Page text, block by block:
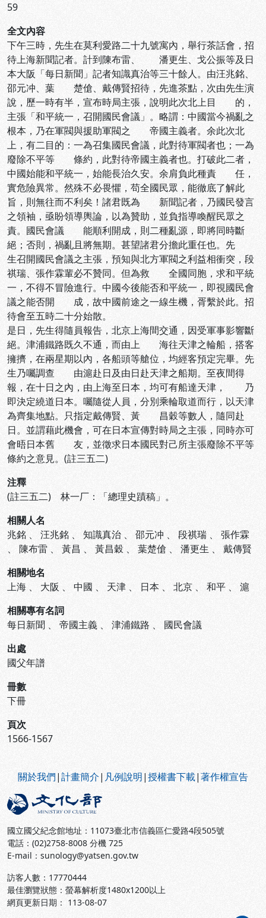
59
全文內容
下午三時，先生在莫利愛路二十九號寓內，舉行茶話會，招
待上海新聞記者。計到陳布雷、 潘更生、戈公振等及日
本大阪「每日新聞」記者知識真治等三十餘人。由汪兆銘、
邵元冲、葉 楚傖、戴傳賢招待，先進茶點，次由先生演
說，歷一時有半，宣布時局主張，說明此次北上目 的，
主張「和平統一，召開國民會議」。略謂：中國當今禍亂之
根本，乃在軍閥與援助軍閥之 帝國主義者。余此次北
上，有二目的：一為召集國民會議，此對待軍閥者也；一為
廢除不平等 條約，此對待帝國主義者也。打破此二者，
中國始能和平統一，始能長治久安。余肩負此種責 任，
實危險異常。然殊不必畏懼，苟全國民眾，能徹底了解此
旨，則無往而不利矣！諸君既為 新聞記者，乃國民發言
之領袖，亟盼領導輿論，以為贊助，並負指導喚醒民眾之
責。國民會議 能順利開成，則二種亂源，即將同時斷
絕；否則，禍亂且將無期。甚望諸君分擔此重任也。先
生召開國民會議之主張，預知與北方軍閥之利益相衝突，段
祺瑞、張作霖輩必不贊同。但為救 全國同胞，求和平統
一，不得不冒險進行。中國今後能否和平統一，即視國民會
議之能否開 成，故中國前途之一線生機，胥繫於此。招
待會至五時二十分始散。
是日，先生得隨員報告，北京上海間交通，因受軍事影響斷
絕。津浦鐵路既久不通，而由上 海往天津之輪船，搭客
擁擠，在兩星期以內，各船頭等艙位，均經客預定完畢。先
生乃囑調查 由滬赴日及由日赴天津之船期。至夜間得
報，在十日之內，由上海至日本，均可有船達天津， 乃
即決定繞道日本。囑隨從人員，分別乘輪取道而行，以天津
為齊集地點。只指定戴傳賢、黃 昌穀等數人，隨同赴
日。並謂藉此機會，可在日本宣傳對時局之主張，同時亦可
會晤日本舊 友，並徵求日本國民對己所主張廢除不平等
條約之意見。(註三五二)
注釋
(註三五二) 林一厂：「總理史蹟稿」。
相關人名
兆銘 、 汪兆銘 、 知識真治 、 邵元冲 、 段祺瑞 、 張作霖
、 陳布雷 、 黃昌 、 黃昌穀 、 葉楚傖 、 潘更生 、 戴傳賢
相關地名
上海 、 大阪 、 中國 、 天津 、 日本 、 北京 、 和平 、 滬
相關專有名詞
每日新聞 、 帝國主義 、 津浦鐵路 、 國民會議
出處
國父年譜
冊數
下冊
頁次
1566-1567
關於我們|計畫簡介| 凡例說明|授權書下載|著作權宣告
國立國父紀念館地址：11073臺北市信義區仁愛路4段505號
電話：(02)2758-8008 分機 725
E-mail：sunology@yatsen.gov.tw
訪客人數： 17770444
最佳瀏覽狀態：螢幕解析度1480x1200以上
網頁更新日期： 113-08-07